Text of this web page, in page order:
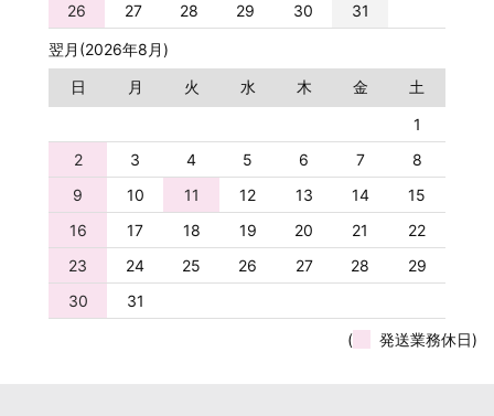
26
27 28 29 30 31
翌月(2026年8月)
日
月 火 水 木 金
土
1
2
3 4 5 6 7
8
9
10 11 12 13 14
15
16
17 18 19 20 21
22
23
24 25 26 27 28
29
30
31
( 発送業務休日)